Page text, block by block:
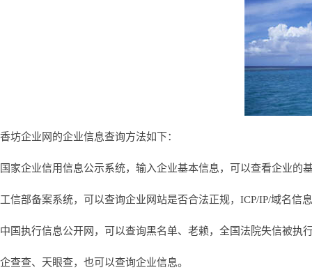
香坊企业网的企业信息查询方法如下：
国家企业信用信息公示系统，输入企业基本信息，可以查看企业的
工信部备案系统，可以查询企业网站是否合法正规，ICP/IP/域名信
中国执行信息公开网，可以查询黑名单、老赖，全国法院失信被执
企查查、天眼查，也可以查询企业信息。